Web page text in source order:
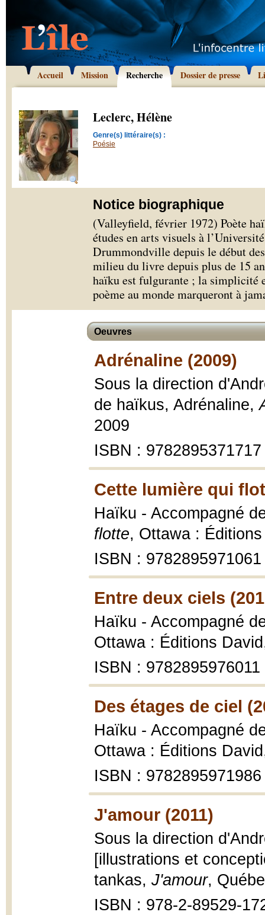
Accueil Mission Recherche Dossier de presse
Leclerc, Hélène
Genre(s) littéraire(s) :
Poésie
Notice biographique
(Valleyfield, février 1972) Poète
études en arts visuels à
Drummondville depuis le début
milieu du livre depuis plus de 15
haïku est fulgurante ; la simplicité
poème au monde marqueront à
Oeuvres
Adrénaline (2009)
Sous la direction
de haïkus, Adrénaline,
2009
ISBN : 9782895371717
Cette lumière qui
Haïku - Accompagné
flotte, Ottawa :
ISBN : 9782895971061
Entre deux ciels
Haïku - Accompagné
Ottawa : Éditions
ISBN : 9782895976011
Des étages de ciel
Haïku - Accompagné
Ottawa : Éditions
ISBN : 9782895971986
J'amour (2011)
Sous la direction
[illustrations et
tankas, J'amour,
ISBN : 978-2-89529-